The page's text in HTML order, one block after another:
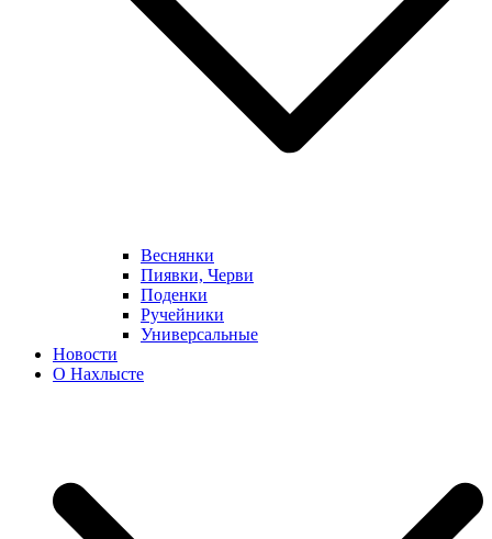
Веснянки
Пиявки, Черви
Поденки
Ручейники
Универсальные
Новости
О Нахлысте